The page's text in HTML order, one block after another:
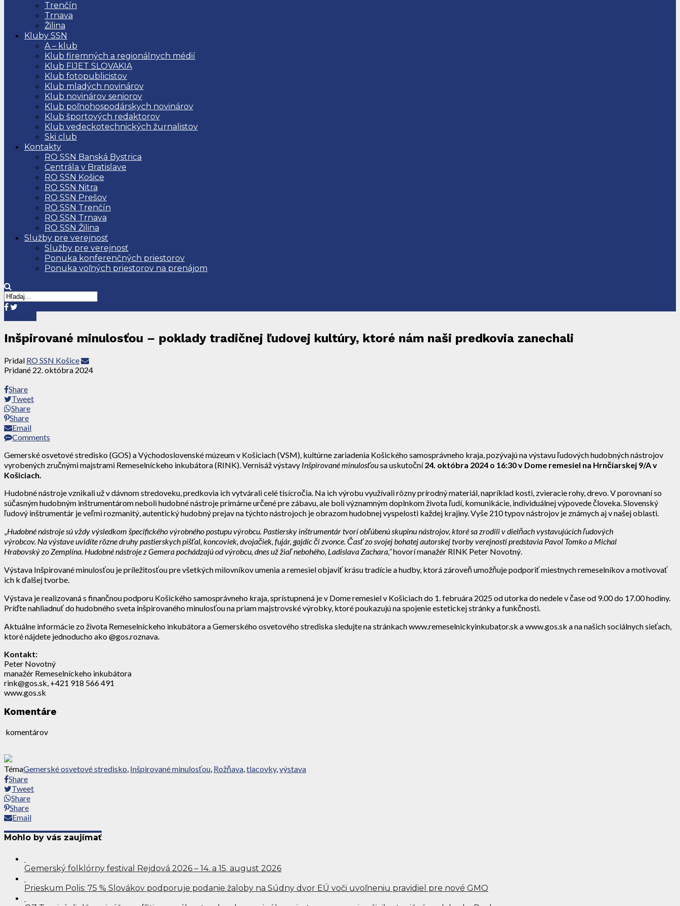
Trenčín
Trnava
Žilina
Kluby SSN
A – klub
Klub firemných a regionálnych médií
Klub FIJET SLOVAKIA
Klub fotopublicistov
Klub mladých novinárov
Klub novinárov seniorov
Klub poľnohospodárskych novinárov
Klub športových redaktorov
Klub vedeckotechnických žurnalistov
Ski club
Kontakty
RO SSN Banská Bystrica
Centrála v Bratislave
RO SSN Košice
RO SSN Nitra
RO SSN Prešov
RO SSN Trenčín
RO SSN Trnava
RO SSN Žilina
Služby pre verejnosť
Služby pre verejnosť
Ponuka konferenčných priestorov
Ponuka voľných priestorov na prenájom
Inšpirované minulosťou – poklady tradičnej ľudovej kultúry, ktoré nám naši predkovia zanechali
Pridal RO SSN Košice
Pridané 22. októbra 2024
Share
Tweet
Share
Share
Email
Comments
Gemerské osvetové stredisko (GOS) a Východoslovenské múzeum v Košiciach (VSM), kultúrne zariadenia Košického samosprávneho kraja, pozývajú na výstavu ľudových hudobných nástrojov
vyrobených zručnými majstrami Remeselníckeho inkubátora (RINK). Vernisáž výstavy Inšpirované minulosťousa uskutoční24. októbra 2024 o 16:30 v Dome remesiel na Hrnčiarskej 9/A v
Košiciach.
Hudobné nástroje vznikali už v dávnom stredoveku, predkovia ich vytvárali celé tisícročia. Na ich výrobu využívali rôzny prírodný materiál, napríklad kosti, zvieracie rohy, drevo. V porovnaní so
súčasným hudobným inštrumentárom neboli hudobné nástroje primárne určené pre zábavu, ale boli významným doplnkom života ľudí, komunikácie, individuálnej výpovede človeka. Slovenský
ľudový inštrumentár je veľmi rozmanitý, autentický hudobný prejav na týchto nástrojoch je obrazom hudobnej vyspelosti každej krajiny. Vyše 210 typov nástrojov je známych aj v našej oblasti.
Hudobné nástroje sú vždy výsledkom špecifického výrobného postupu výrobcu. Pastiersky inštrumentár tvorí obľúbenú skupinu nástrojov, ktoré sa zrodili v dielňach vystavujúcich ľudových
výrobcov. Na výstave uvidíte rôzne druhy pastierskych píšťal, koncoviek, dvojačiek, fujár, gajdíc či zvonce. Časť zo svojej bohatej autorskej tvorby verejnosti predstavia Pavol Tomko a Michal
Hrabovský zo Zemplína. Hudobné nástroje z Gemera pochádzajú od výrobcu, dnes už žiaľ nebohého, Ladislava Zachara,“hovorí manažér RINK Peter Novotný.
Výstava Inšpirované minulosťou je príležitosťou pre všetkých milovníkov umenia a remesiel objaviť krásu tradície a hudby, ktorá zároveň umožňuje podporiť miestnych remeselníkov a motivovať
ich k ďalšej tvorbe.
Výstava je realizovaná s finančnou podporu Košického samosprávneho kraja, sprístupnená je v Dome remesiel v Košiciach do 1. februára 2025 od utorka do nedele v čase od 9.00 do 17.00 hodiny.
Príďte nahliadnuť do hudobného sveta inšpirovaného minulosťou na priam majstrovské výrobky, ktoré poukazujú na spojenie estetickej stránky a funkčnosti.
Aktuálne informácie zo života Remeselníckeho inkubátora a Gemerského osvetového strediska sledujte na stránkach www.remeselnickyinkubator.sk a www.gos.sk a na našich sociálnych sieťach,
ktoré nájdete jednoducho ako @gos.roznava.
Kontakt:
Peter Novotný
manažér Remeselníckeho inkubátora
rink@gos.sk, +421 918 566 491
www.gos.sk
Komentáre
komentárov
TémaGemerské osvetové stredisko, Inšpirované minulosťou, Rožňava,tlacovky,výstava
Share
Tweet
Share
Share
Email
Mohlo by vás zaujímať
Gemerský folklórny festival Rejdová 2026 – 14. a 15. august 2026
Prieskum Polis: 75 % Slovákov podporuje podanie žaloby na Súdny dvor EÚ voči uvoľneniu pravidiel pre nové GMO